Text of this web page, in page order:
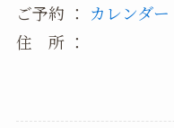
ご予約 ： カレンダー
住 所 ：